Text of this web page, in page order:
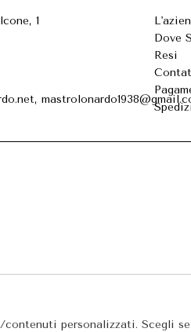
1
Dove
Resi
personalizzati. Scegli